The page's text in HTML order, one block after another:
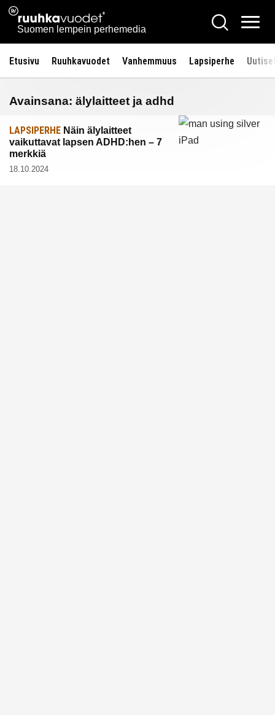
Siirry
sisältöön
Ruuhkavuodet.fi
Suomen lempein perhemedia
Hae
Etusivu Ruuhkavuodet Vanhemmuus Lapsiperhe
Avainsana: älylaitteet ja adhd
LAPSIPERHE Näin älylaitteet
vaikuttavat lapsen ADHD:hen – 7
merkkiä
18.10.2024